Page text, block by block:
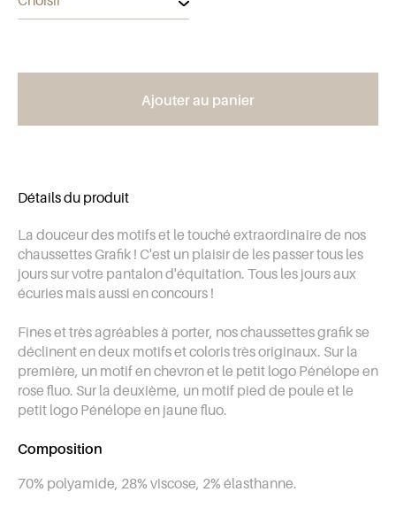
Ajouter au panier
Détails du produit
La douceur des motifs et le touché extraordinaire de nos
chaussettes Grafik ! C'est un plaisir de les passer tous les
jours sur votre pantalon d'équitation. Tous les jours aux
écuries mais aussi en concours !
Fines et très agréables à porter, nos chaussettes grafik se
déclinent en deux motifs et coloris très originaux. Sur la
première, un motif en chevron et le petit logo Pénélope en
rose fluo. Sur la deuxième, un motif pied de poule et le
petit logo Pénélope en jaune fluo.
Composition
70% polyamide, 28% viscose, 2% élasthanne.